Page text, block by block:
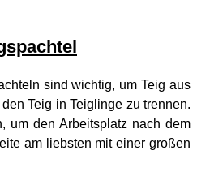
sind wichtig, um Teig aus
Teig in Teiglinge zu trennen.
um den Arbeitsplatz nach dem
am liebsten mit einer großen